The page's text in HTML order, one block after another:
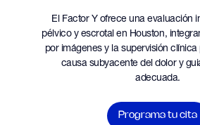
El Factor Y ofrece una evaluación
pélvico y escrotal en Houston,
por imágenes y la supervisión
causa subyacente del dolor y
adecuada.
Programa tu cita